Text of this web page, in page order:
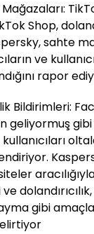
Shop,
sahte
ve
rapor
Bildirimleri:
geliyormuş
gibi